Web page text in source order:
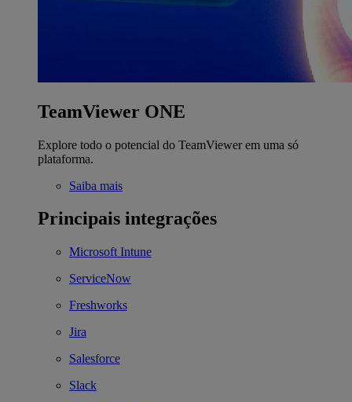
TeamViewer ONE
Explore todo o potencial do TeamViewer em uma só
plataforma.
Saiba mais
Principais integrações
Microsoft Intune
ServiceNow
Freshworks
Jira
Salesforce
Slack